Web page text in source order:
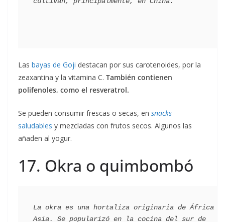
Las bayas de Goji destacan por sus carotenoides, por la
zeaxantina y la vitamina C. También contienen
polifenoles, como el resveratrol.
Se pueden consumir frescas o secas, en snacks
saludables y mezcladas con frutos secos. Algunos las
añaden al yogur.
17. Okra o quimbombó
La okra es una hortaliza originaria de África y
Asia. Se popularizó en la cocina del sur de